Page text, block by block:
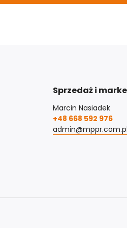
Sprzedaż i
Marcin Nasiadek
+48 668 592 976
admin@mppr.com.pl